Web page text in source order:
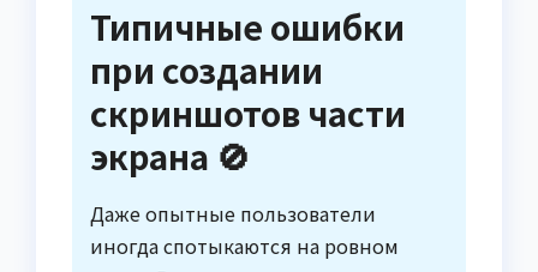
Типичные ошибки
при создании
скриншотов части
экрана 🚫
Даже опытные пользователи
иногда спотыкаются на ровном